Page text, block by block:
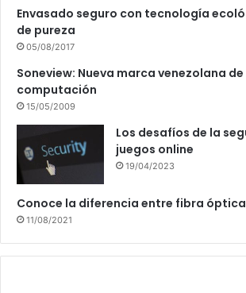
Envasado seguro con tecnología
de pureza
05/08/2017
Soneview: Nueva marca venezolana
computación
15/05/2009
Los desafíos de la
juegos online
19/04/2023
Conoce la diferencia entre fibra
11/08/2021